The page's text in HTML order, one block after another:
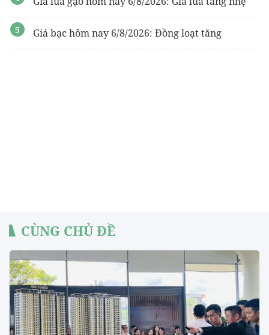
Giá bạc hôm nay 6/8/2026: Đồng loạt tăng
CÙNG CHỦ ĐỀ